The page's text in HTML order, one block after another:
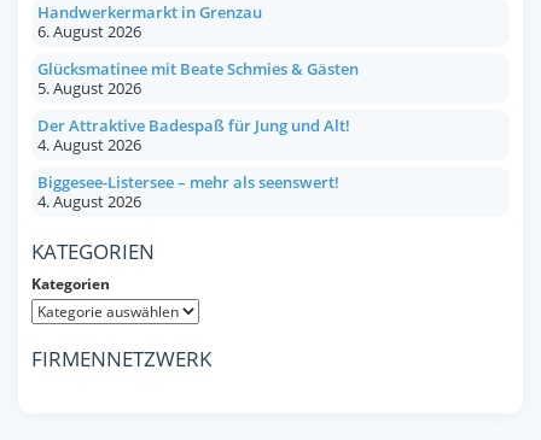
Handwerkermarkt in Grenzau
6. August 2026
Glücksmatinee mit Beate Schmies & Gästen
5. August 2026
Der Attraktive Badespaß für Jung und Alt!
4. August 2026
Biggesee-Listersee – mehr als seenswert!
4. August 2026
KATEGORIEN
Kategorien
FIRMENNETZWERK